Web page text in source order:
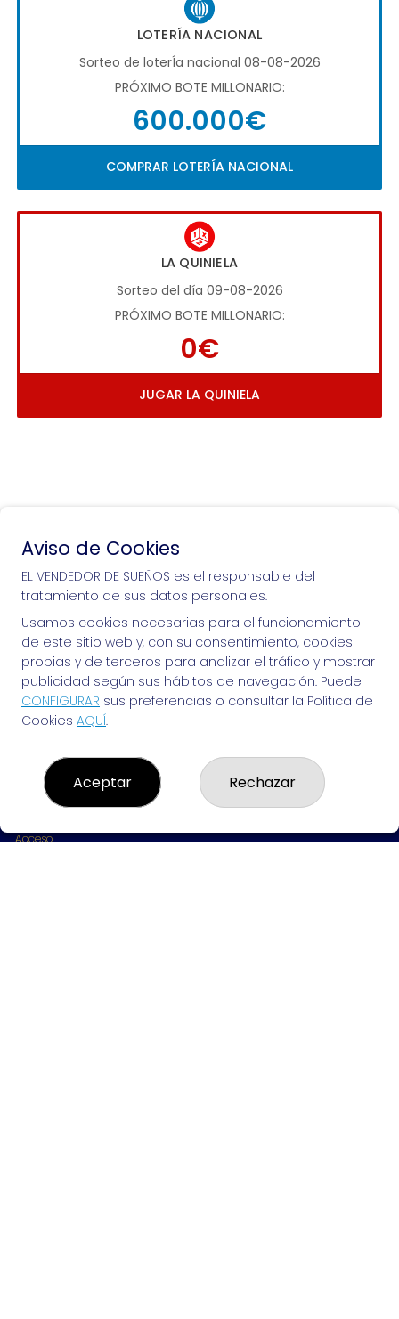
LOTERÍA NACIONAL
Sorteo de loterÍa nacional 08-08-2026
PRÓXIMO BOTE MILLONARIO:
600.000€
COMPRAR LOTERÍA NACIONAL
LA QUINIELA
Sorteo del día 09-08-2026
PRÓXIMO BOTE MILLONARIO:
0€
JUGAR LA QUINIELA
Si puedes soñarlo, puedes hacerlo, ¡mucha
suerte!
EL VENDEDOR DE SUEÑOS
¿Quiénes somos?
Resultados
Contacto
Empresas
Acceso
Aviso de Cookies
EL VENDEDOR DE SUEÑOS es el responsable del
tratamiento de sus datos personales.
Usamos cookies necesarias para el funcionamiento
de este sitio web y, con su consentimiento, cookies
propias y de terceros para analizar el tráfico y mostrar
publicidad según sus hábitos de navegación. Puede
CONFIGURAR sus preferencias o consultar la Política de
Cookies AQUÍ.
Aceptar Rechazar